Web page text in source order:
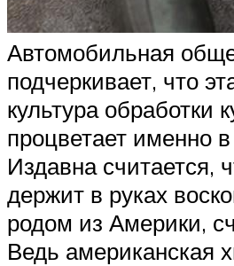
Автомобильная
подчеркивает, что
культура обработки
процветает именно
Издавна считается,
держит в руках
родом из Америки,
Ведь американская